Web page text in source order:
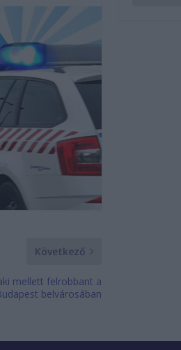
Következő
mellett felrobbant a
belvárosában